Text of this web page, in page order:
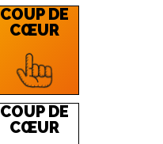
COUP DE
CŒUR
COUP DE
CŒUR